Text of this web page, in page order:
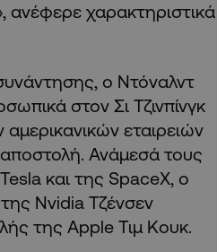
ανέφερε χαρακτηριστικά
ο Ντόναλντ
στον Σι Τζινπίνγκ
εταιρειών
Ανάμεσά τους
και της SpaceX, ο
Nvidia Τζένσεν
της Apple Τιμ Κουκ.